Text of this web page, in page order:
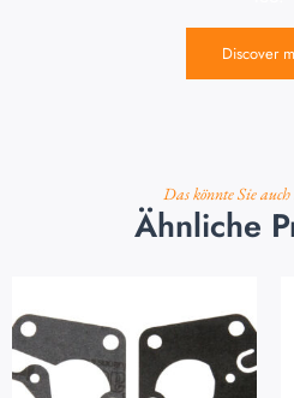
Discover
Das könnte Sie
Ähnliche